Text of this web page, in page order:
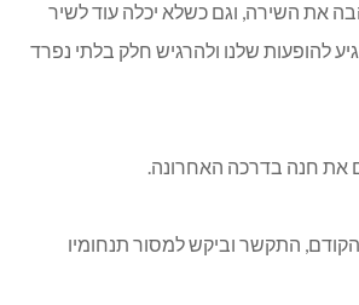
את השירה, וגם כשלא יכלה עוד לשיר
להופעות שלנו ולהרגיש חלק בלתי נפרד
את חנה בדרכה האחרונה.
הקודם, התקשר וביקש למסור תנחומיו